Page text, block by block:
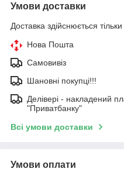
Умови доставки
Доставка здійснюється
Нова Пошта
Самовивіз
Шановні покупці!!!
Делівері - накладений
"Приватбанку"
Всі умови доставки
Умови оплати